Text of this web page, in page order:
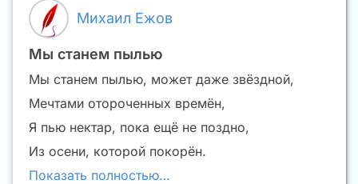
Михаил Ежов
Мы станем пылью
Мы станем пылью, может даже звёздной,
Мечтами отороченных времён,
Я пью нектар, пока ещё не поздно,
Из осени, которой покорён.
Показать полностью…